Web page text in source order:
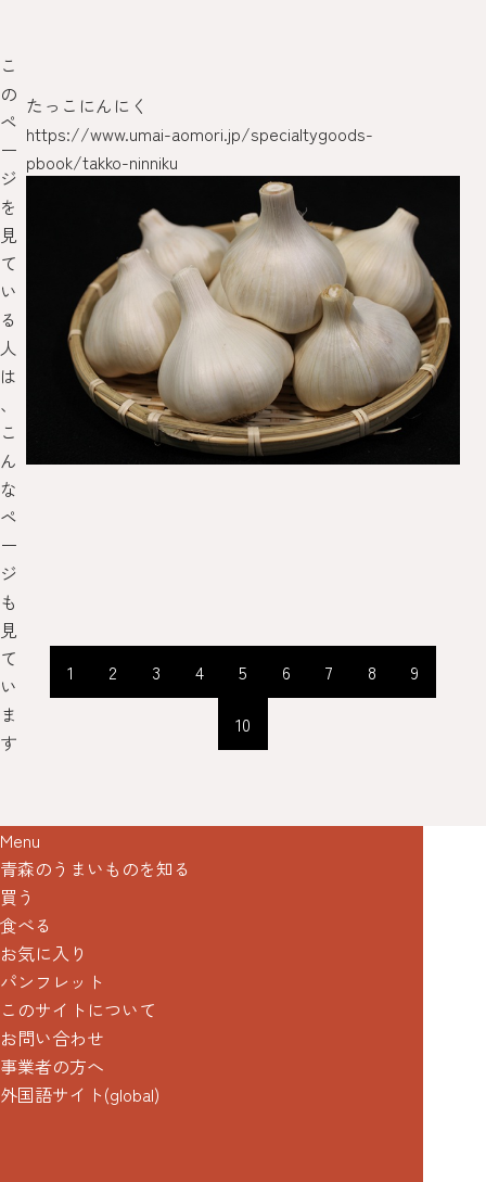
こ
の
ペ
ー
ジ
を
見
て
い
る
人
は
、
こ
ん
な
ペ
ー
ジ
も
見
て
い
ま
す
たっこにんにく
https://www.umai-aomori.jp/specialtygoods-
pbook/takko-ninniku
1 2 3 4 5 6 7 8
9
10
Menu
青森のうまいものを知る
買う
食べる
お気に入り
パンフレット
このサイトについて
お問い合わせ
事業者の方へ
外国語サイト(global)